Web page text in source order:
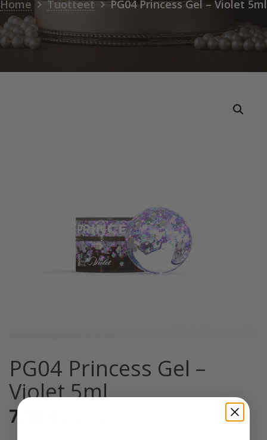
Home Tuotteet PG04 Princess Gel – Violet 5ml
PG04 Princess Gel –
Violet 5ml
7,18